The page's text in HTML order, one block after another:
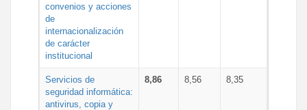
convenios y acciones
de
internacionalización
de carácter
institucional
Servicios de
seguridad informática:
antivirus, copia y
8,86 8,56 8,35